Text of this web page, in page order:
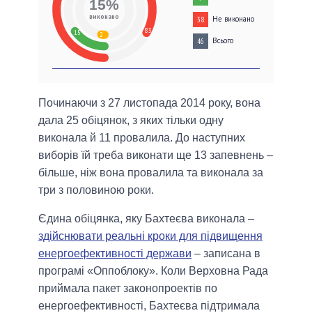
83
15 2
15%
виконано 38 Не виконано
46 Всього
Починаючи з 27 листопада 2014 року, вона
дала 25 обіцянок, з яких тільки одну
виконала й 11 провалила. До наступних
виборів їй треба виконати ще 13 запевнень –
більше, ніж вона провалила та виконала за
три з половиною роки.
Єдина обіцянка, яку Бахтеєва виконала –
здійснювати реальні кроки для підвищення
енергоефективності держави – записана в
програмі «Оппоблоку». Коли Верховна Рада
приймала пакет законопроектів по
енергоефективності, Бахтеєва підтримала